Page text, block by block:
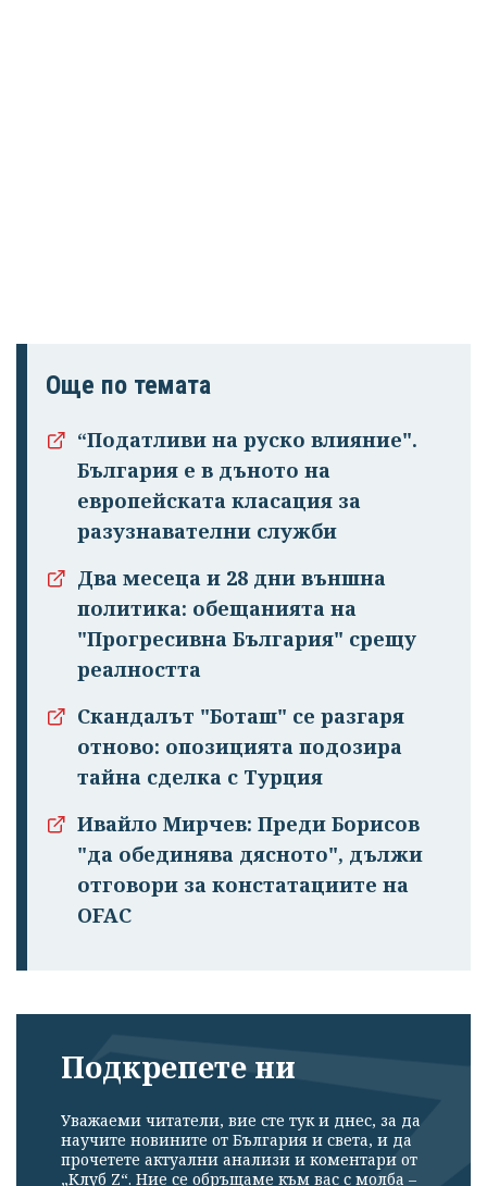
Още по темата
“Податливи на руско влияние".
България е в дъното на
европейската класация за
разузнавателни служби
Два месеца и 28 дни външна
политика: обещанията на
"Прогресивна България" срещу
реалността
Скандалът "Боташ" се разгаря
отново: опозицията подозира
тайна сделка с Турция
Ивайло Мирчев: Преди Борисов
"да обединява дясното", дължи
отговори за констатациите на
OFAC
Подкрепете ни
Уважаеми читатели, вие сте тук и днес, за да
научите новините от България и света, и да
прочетете актуални анализи и коментари от
„Клуб Z“. Ние се обръщаме към вас с молба –